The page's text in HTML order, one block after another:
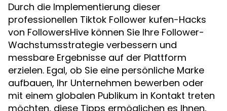
Durch die Implementierung dieser
professionellen Tiktok Follower kufen-Hacks
von FollowersHive können Sie Ihre Follower-
Wachstumsstrategie verbessern und
messbare Ergebnisse auf der Plattform
erzielen. Egal, ob Sie eine persönliche Marke
aufbauen, Ihr Unternehmen bewerben oder
mit einem globalen Publikum in Kontakt treten
möchten, diese Tipps ermöglichen es Ihnen,